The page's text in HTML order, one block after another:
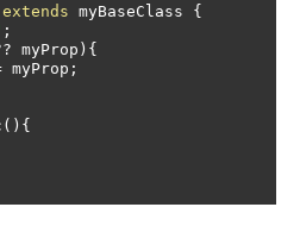
extends myBaseClass {
;
myProp ){
myProp ;
(){